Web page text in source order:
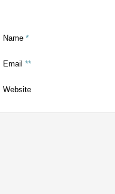
Name *
Email **
Website